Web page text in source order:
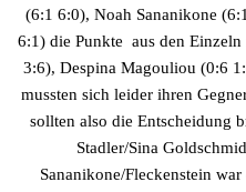
(6:1 6:0), Noah Sananikone
6:1) die Punkte aus den
3:6), Despina Magouliou (0:6
mussten sich leider ihren
sollten also die Entscheidung
Stadler/Sina
Sananikone/Fleckenstein